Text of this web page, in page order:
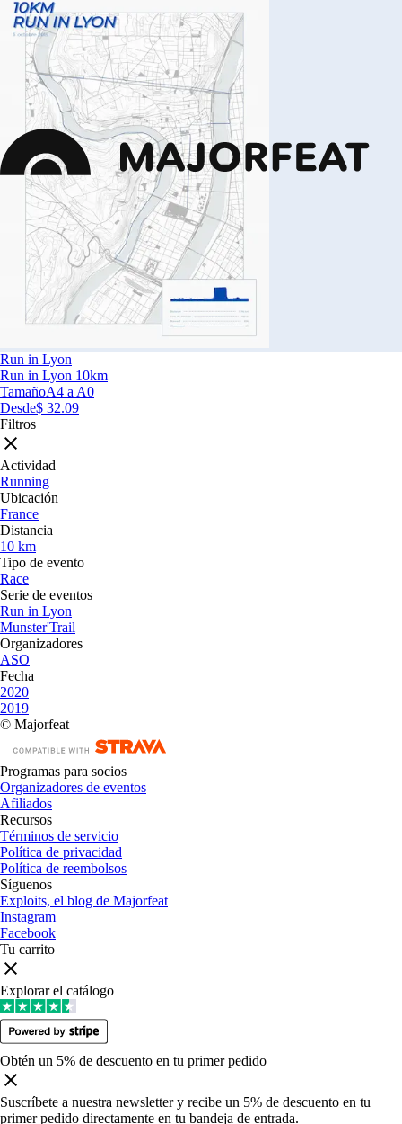
Run in Lyon
Run in Lyon 10km
TamañoA4 a A0
Desde$ 32.09
Filtros
Actividad
Running
Ubicación
France
Distancia
10 km
Tipo de evento
Race
Serie de eventos
Run in Lyon
Munster'Trail
Organizadores
ASO
Fecha
2020
2019
© Majorfeat
Programas para socios
Organizadores de eventos
Afiliados
Recursos
Términos de servicio
Política de privacidad
Política de reembolsos
Síguenos
Exploits, el blog de Majorfeat
Instagram
Facebook
Tu carrito
Explorar el catálogo
Obtén un 5% de descuento en tu primer pedido
Suscríbete a nuestra newsletter y recibe un 5% de descuento en tu
primer pedido directamente en tu bandeja de entrada.